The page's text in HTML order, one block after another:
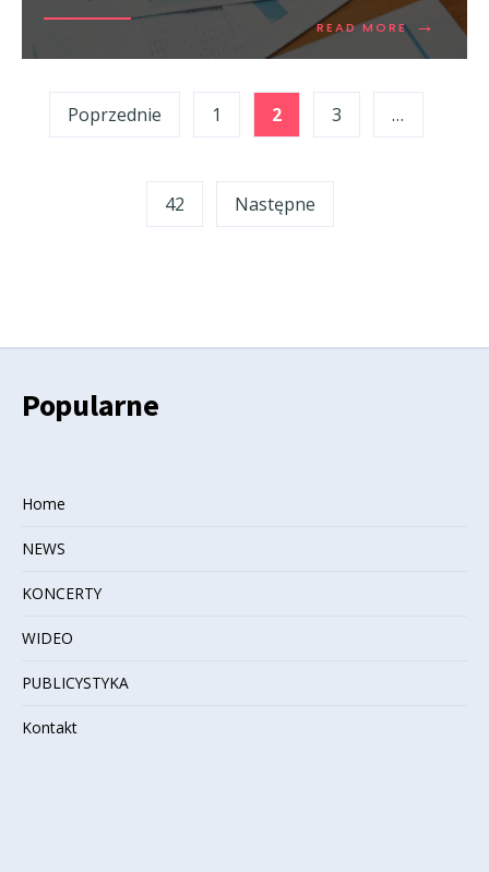
READ MORE →
Stronicowanie
wpisów
Poprzednie 1 2 3 …
42 Następne
Popularne
Home
NEWS
KONCERTY
WIDEO
PUBLICYSTYKA
Kontakt